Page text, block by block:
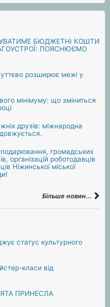
БЮДЖЕТНІ КОШТИ
ПОЯСНЮЄМО
розширює межі у
мінімуму: що зміниться
друзів: міжнародна
громадських
організацій роботодавців
Ніжинської міської
Більше новин...
статус культурного
класи від
ПРИНЕСЛА